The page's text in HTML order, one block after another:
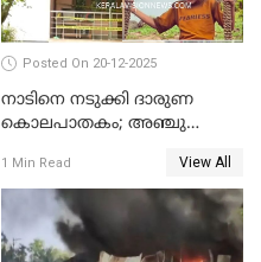
Posted On 20-12-2025
നാടിനെ നടുക്കി ദാരുണ
കൊലപാതകം; അഞ്ചു
കഴുത്തുഞെരിച്ച് കൊന്നു
1 Min Read View All